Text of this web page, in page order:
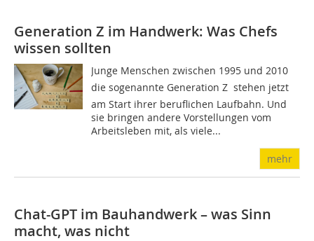
Generation Z im Handwerk: Was Chefs
wissen sollten
Junge Menschen zwischen 1995 und 2010 
die sogenannte Generation Z  stehen jetzt
am Start ihrer beruflichen Laufbahn. Und
sie bringen andere Vorstellungen vom
Arbeitsleben mit, als viele...
mehr
Chat-GPT im Bauhandwerk – was Sinn
macht, was nicht